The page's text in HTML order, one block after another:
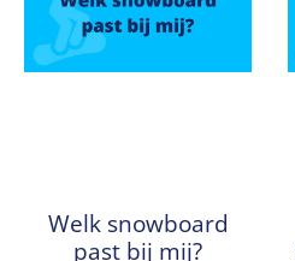
Welk snowboard
past bij mij?